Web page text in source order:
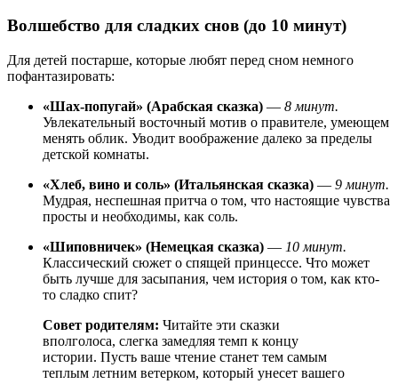
Волшебство для сладких снов (до 10 минут)
Для детей постарше, которые любят перед сном немного
пофантазировать:
«Шах-попугай» (Арабская сказка) — 8 минут.
Увлекательный восточный мотив о правителе, умеющем
менять облик. Уводит воображение далеко за пределы
детской комнаты.
«Хлеб, вино и соль» (Итальянская сказка) — 9 минут.
Мудрая, неспешная притча о том, что настоящие чувства
просты и необходимы, как соль.
«Шиповничек» (Немецкая сказка) — 10 минут.
Классический сюжет о спящей принцессе. Что может
быть лучше для засыпания, чем история о том, как кто-
то сладко спит?
Совет родителям: Читайте эти сказки
вполголоса, слегка замедляя темп к концу
истории. Пусть ваше чтение станет тем самым
теплым летним ветерком, который унесет вашего